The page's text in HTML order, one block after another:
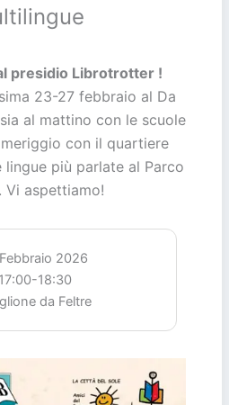
presidio Librotrotter !
23-27 febbraio al Da
al mattino con le scuole
con il quartiere
più parlate al Parco
Vi aspettiamo!
2026
18:30
da Feltre